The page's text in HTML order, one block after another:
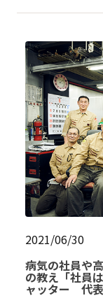
2021/06/30
病気の社員や
の教え「社員
ャッター 代